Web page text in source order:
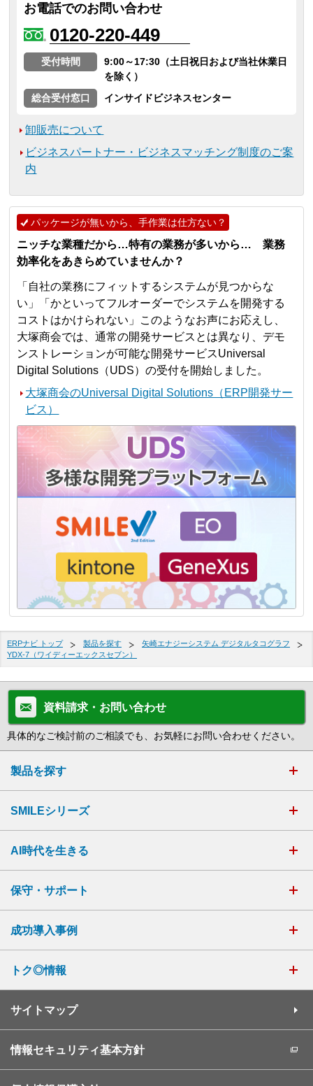
お電話でのお問い合わせ
0120-220-449
受付時間
9:00～17:30（土日祝日および当社休業日
を除く）
総合受付窓口
インサイドビジネスセンター
卸販売について
ビジネスパートナー・ビジネスマッチング制度のご案
内
パッケージが無いから、手作業は仕方ない？
ニッチな業種だから…特有の業務が多いから… 業務
効率化をあきらめていませんか？
「自社の業務にフィットするシステムが見つからな
い」「かといってフルオーダーでシステムを開発する
コストはかけられない」このようなお声にお応えし、
大塚商会では、通常の開発サービスとは異なり、デモ
ンストレーションが可能な開発サービスUniversal
Digital Solutions（UDS）の受付を開始しました。
大塚商会のUniversal Digital Solutions（ERP開発サー
ビス）
ERPナビ トップ 製品を探す
矢崎エナジーシステム デジタルタコグラフ
YDX-7（ワイディーエックスセブン）
資料請求・お問い合わせ
具体的なご検討前のご相談でも、お気軽にお問い合わせください。
製品を探す
SMILEシリーズ
AI時代を生きる
保守・サポート
成功導入事例
トク◎情報
サイトマップ
情報セキュリティ基本方針